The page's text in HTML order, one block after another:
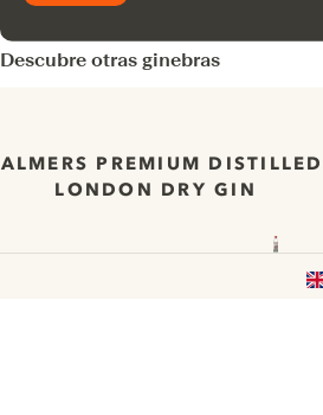
Descubre otras ginebras
PREMIUM DISTILLED
LONDON DRY GIN